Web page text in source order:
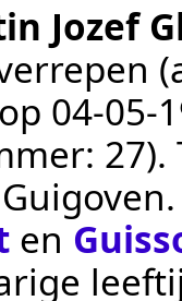
Jozef
27).
Guigoven
en